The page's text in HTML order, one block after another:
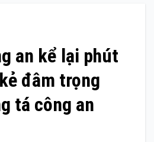
an kể lại phút
đâm trọng
tá công an